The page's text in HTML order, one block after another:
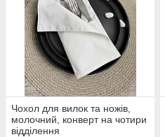
Чохол для вилок та ножів,
молочний, конверт на чотири
відділення